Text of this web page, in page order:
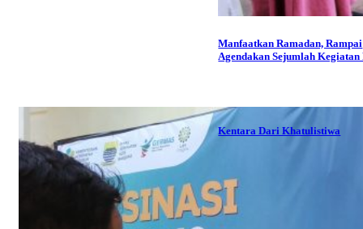
Manfaatkan Ramadan, Rampai
Agendakan Sejumlah Kegiatan
Kentara Dari Khatulistiwa